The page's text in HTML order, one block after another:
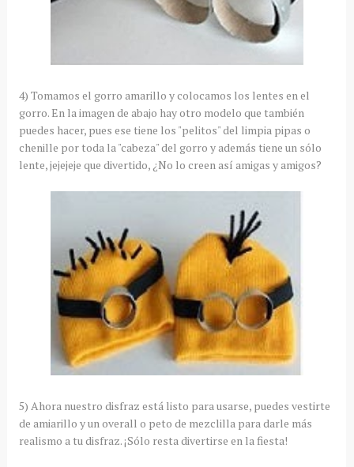
4) Tomamos el gorro amarillo y colocamos los lentes en el
gorro. En la imagen de abajo hay otro modelo que también
puedes hacer, pues ese tiene los "pelitos" del limpia pipas o
chenille por toda la "cabeza" del gorro y además tiene un sólo
lente, jejejeje que divertido, ¿No lo creen así amigas y amigos?
5) Ahora nuestro disfraz está listo para usarse, puedes vestirte
de amiarillo y un overall o peto de mezclilla para darle más
realismo a tu disfraz. ¡Sólo resta divertirse en la fiesta!